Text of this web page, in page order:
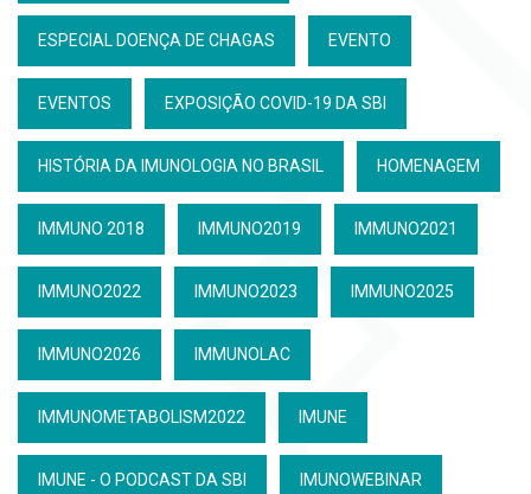
ESPECIAL DOENÇA DE CHAGAS EVENTO
EVENTOS EXPOSIÇÃO COVID-19 DA SBI
HISTÓRIA DA IMUNOLOGIA NO BRASIL HOMENAGEM
IMMUNO 2018 IMMUNO2019 IMMUNO2021
IMMUNO2022 IMMUNO2023 IMMUNO2025
IMMUNO2026 IMMUNOLAC
IMMUNOMETABOLISM2022 IMUNE
IMUNE - O PODCAST DA SBI IMUNOWEBINAR